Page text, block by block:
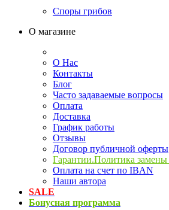
Споры грибов
О магазине
О Нас
Контакты
Блог
Часто задаваемые вопросы
Оплата
Доставка
График работы
Отзывы
Договор публичной оферты
Гарантии.Политика замены
Оплата на счет по IBAN
Наши автора
SALE
Бонусная программа